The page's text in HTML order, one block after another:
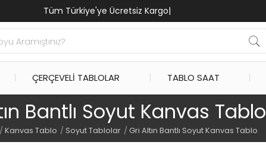
Tüm Türkiye'ye Ücretsiz Kar|
ÇERÇEVELI TABLOLAR TABLO SAAT
Bantlı Soyut Kanvas Tablo
Kanvas Tablo Soyut Tablolar Gri Altın Bantlı Soyut Kanvas Tablo